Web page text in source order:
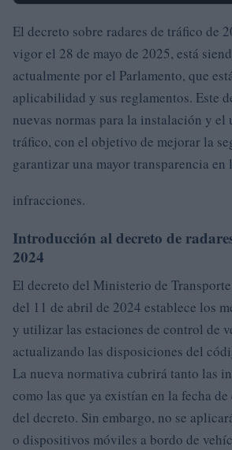
El decreto sobre radares de tráfico de
vigor el 28 de mayo de 2025, está
actualmente por el Parlamento, que
aplicabilidad y sus reglamentos. Este
nuevas normas para la instalación y el
tráfico, con el objetivo de mejorar la
garantizar una mayor transparencia en
infracciones.
Introducción al decreto de
2024
El decreto del Ministerio de
del 11 de abril de 2024 establece los
y utilizar las estaciones de control de
actualizando las disposiciones del
La nueva normativa cubrirá tanto las
como las que ya existían en la fecha
del decreto. Sin embargo, no se
o dispositivos móviles a bordo de